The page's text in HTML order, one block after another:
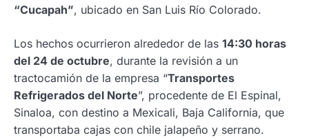
“Cucapah”, ubicado en San Luis Río Colorado.
Los hechos ocurrieron alrededor de las 14:30 horas
del 24 de octubre, durante la revisión a un
tractocamión de la empresa “Transportes
Refrigerados del Norte”, procedente de El Espinal,
Sinaloa, con destino a Mexicali, Baja California, que
transportaba cajas con chile jalapeño y serrano.